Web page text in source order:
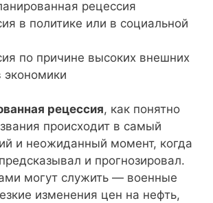
рецессия
в политике или в социальной
по причине высоких внешних
экономики
рецессия, как понятно
происходит в самый
и неожиданный момент, когда
и прогнозировал.
могут служить — военные
изменения цен на нефть,